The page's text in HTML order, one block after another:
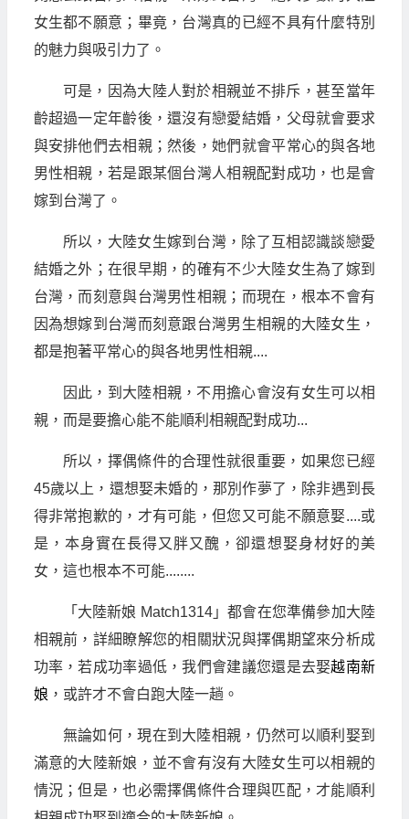
女生都不願意；畢竟，台灣真的已經不具有什麼特別
的魅力與吸引力了。
可是，因為大陸人對於相親並不排斥，甚至當年
齡超過一定年齡後，還沒有戀愛結婚，父母就會要求
與安排他們去相親；然後，她們就會平常心的與各地
男性相親，若是跟某個台灣人相親配對成功，也是會
嫁到台灣了。
所以，大陸女生嫁到台灣，除了互相認識談戀愛
結婚之外；在很早期，的確有不少大陸女生為了嫁到
台灣，而刻意與台灣男性相親；而現在，根本不會有
因為想嫁到台灣而刻意跟台灣男生相親的大陸女生，
都是抱著平常心的與各地男性相親....
因此，到大陸相親，不用擔心會沒有女生可以相
親，而是要擔心能不能順利相親配對成功...
所以，擇偶條件的合理性就很重要，如果您已經
45歲以上，還想娶未婚的，那別作夢了，除非遇到長
得非常抱歉的，才有可能，但您又可能不願意娶....或
是，本身實在長得又胖又醜，卻還想娶身材好的美
女，這也根本不可能........
「大陸新娘 Match1314」都會在您準備參加大陸
相親前，詳細瞭解您的相關狀況與擇偶期望來分析成
功率，若成功率過低，我們會建議您還是去娶越南新
娘 ，或許才不會白跑大陸一趟。
無論如何，現在到大陸相親，仍然可以順利娶到
滿意的大陸新娘，並不會有沒有大陸女生可以相親的
情況；但是，也必需擇偶條件合理與匹配，才能順利